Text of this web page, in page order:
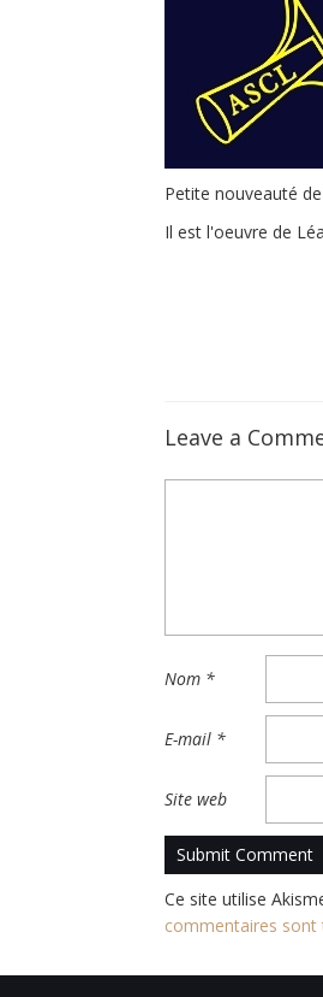
Petite nouveauté
Il est l'oeuvre de
Leave a
Nom *
E-mail *
Site web
Ce site utilise
commentaires sont